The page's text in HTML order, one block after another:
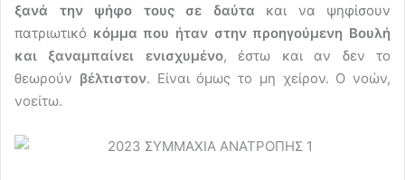
ξανά την ψήφο τους σε δαύτα και να ψηφίσουν
πατριωτικό κόμμα που ήταν στην προηγούμενη Βουλή
και ξαναμπαίνει ενισχυμένο, έστω και αν δεν το
θεωρούν βέλτιστον. Είναι όμως το μη χείρον. Ο νοών,
νοείτω.